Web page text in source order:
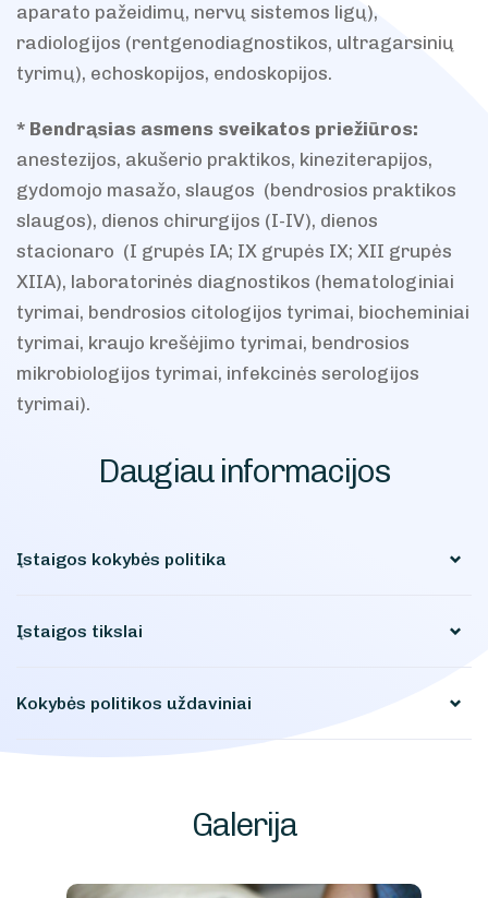
aparato pažeidimų, nervų sistemos ligų),
radiologijos (rentgenodiagnostikos, ultragarsinių
tyrimų), echoskopijos, endoskopijos.
* Bendrąsias asmens sveikatos priežiūros:
anestezijos, akušerio praktikos, kineziterapijos,
gydomojo masažo, slaugos (bendrosios praktikos
slaugos), dienos chirurgijos (I-IV), dienos
stacionaro (I grupės IA; IX grupės IX; XII grupės
XIIA), laboratorinės diagnostikos (hematologiniai
tyrimai, bendrosios citologijos tyrimai, biocheminiai
tyrimai, kraujo krešėjimo tyrimai, bendrosios
mikrobiologijos tyrimai, infekcinės serologijos
tyrimai).
Daugiau informacijos
Įstaigos kokybės politika
Įstaigos tikslai
Kokybės politikos uždaviniai
Galerija